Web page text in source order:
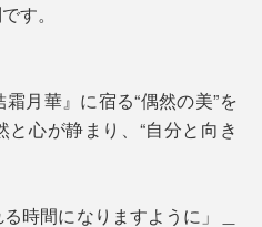
す。
月華』に宿る“偶然の美”を
心が静まり、“自分と向き
時間になりますように」＿